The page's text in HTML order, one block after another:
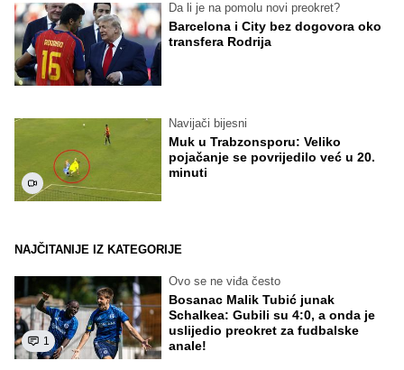
Da li je na pomolu novi preokret?
Barcelona i City bez dogovora oko
transfera Rodrija
Navijači bijesni
Muk u Trabzonsporu: Veliko
pojačanje se povrijedilo već u 20.
minuti
NAJČITANIJE IZ KATEGORIJE
1
Ovo se ne viđa često
Bosanac Malik Tubić junak
Schalkea: Gubili su 4:0, a onda je
uslijedio preokret za fudbalske
anale!